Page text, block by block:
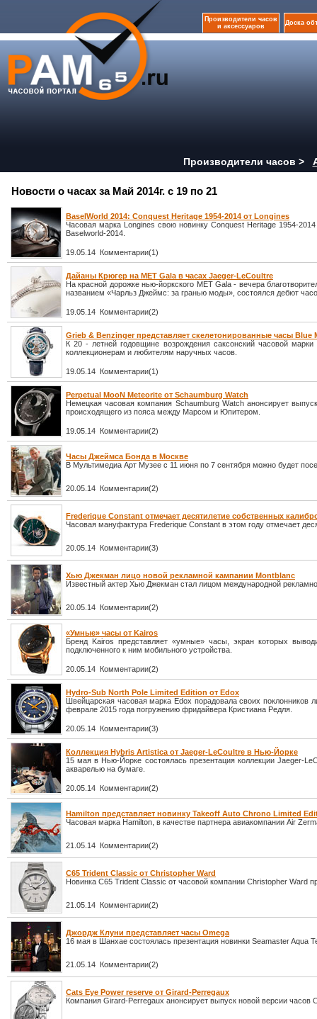
Производители часов
и аксессуаров
Доска
Производители часов >
Новости о часах за Май 2014г. с 19 по 21
BaselWorld 2014: Conquest Heritage 1954-2014 от Longines
Часовая марка Longines свою новинку Conquest Heritage 1954-
Baselworld-2014.
19.05.14 Комментарии(1)
Дайаны Крюгер на MET Gala в часах Jaeger-LeCoultre
На красной дорожке нью-йоркского MET Gala - вечера
названием «Чарльз Джеймс: за гранью моды», состоялся дебют
19.05.14 Комментарии(2)
Grieb & Benzinger представляет скелетонированные часы Blue
К 20 - летней годовщине возрождения саксонский часовой
коллекционерам и любителям наручных часов.
19.05.14 Комментарии(1)
Perpetual MooN Meteorite от Schaumburg Watch
Немецкая часовая компания Schaumburg Watch анонсирует
происходящего из пояса между Марсом и Юпитером.
19.05.14 Комментарии(2)
Часы Джеймса Бонда в Москве
В Мультимедиа Арт Музее с 11 июня по 7 сентября можно будет
20.05.14 Комментарии(2)
Frederique Constant отмечает десятилетие собственных
Часовая мануфактура Frederique Constant в этом году отмечает
20.05.14 Комментарии(3)
Хью Джекман лицо новой рекламной кампании Montblanc
Известный актер Хью Джекман стал лицом международной
20.05.14 Комментарии(2)
«Умные» часы от Kairos
Бренд Kairos представляет «умные» часы, экран которых
подключенного к ним мобильного устройства.
20.05.14 Комментарии(2)
Hydro-Sub North Pole Limited Edition от Edox
Швейцарская часовая марка Edox порадовала своих поклонников
феврале 2015 года погружению фридайвера Кристиана Редля.
20.05.14 Комментарии(3)
Коллекция Hybris Artistica от Jaeger-LeCoultre в Нью-Йорке
15 мая в Нью-Йорке состоялась презентация коллекции Jaeger-
акварелью на бумаге.
20.05.14 Комментарии(2)
Hamilton представляет новинку Takeoff Auto Chrono Limited
Часовая марка Hamilton, в качестве партнера авиакомпании Air
21.05.14 Комментарии(2)
C65 Trident Classic от Christopher Ward
Новинка C65 Trident Classic от часовой компании Christopher Ward
21.05.14 Комментарии(2)
Джордж Клуни представляет часы Omega
16 мая в Шанхае состоялась презентация новинки Seamaster Aqua
21.05.14 Комментарии(2)
Cats Eye Power reserve от Girard-Perregaux
Компания Girard-Perregaux анонсирует выпуск новой версии